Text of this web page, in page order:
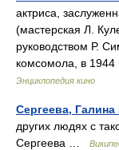
актриса,
(мастерская Л.
руководством Р.
комсомола, в
Энциклопедия кино
Сергеева,
других людях с
Сергеева …